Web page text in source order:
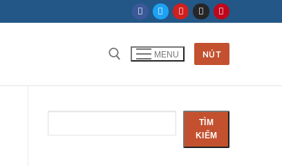
Tìm kiếm cho:
MENU NÚT
kiếm
TÌM
KIẾM